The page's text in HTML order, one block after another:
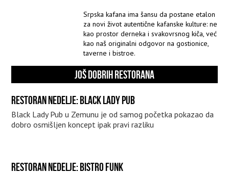
Srpska kafana ima šansu da postane etalon
za novi život autentične kafanske kulture: ne
kao prostor derneka i svakovrsnog kiča, već
kao naš originalni odgovor na gostionice,
taverne i bistroe.
JOŠ DOBRIH RESTORANA
RESTORAN NEDELJE: BLACK LADY PUB
Black Lady Pub u Zemunu je od samog početka pokazao da
dobro osmišljen koncept ipak pravi razliku
RESTORAN NEDELJE: BISTRO FUNK